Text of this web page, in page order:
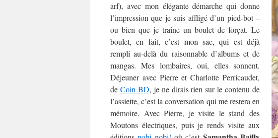
arf), avec mon élégante démarche qui donne
l’impression que je suis affligé d’un pied-bot –
ou bien que je traîne un boulet de forçat. Le
boulet, en fait, c’est mon sac, qui est déjà
rempli au-delà du raisonnable d’albums et de
mangas. Mes lombaires, oui, elles sonnent.
Déjeuner avec Pierre et Charlotte Perricaudet,
de Coin BD, je ne dirais rien sur le contenu de
l’assiette, c’est la conversation qui me restera en
mémoire. Avec Pierre, je visite le stand des
Moutons électriques, puis je rends visite aux